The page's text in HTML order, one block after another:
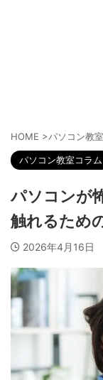
HOME >パソコン教
パソコン教室コラム
パソコンが
触れるため
2026年4月16日